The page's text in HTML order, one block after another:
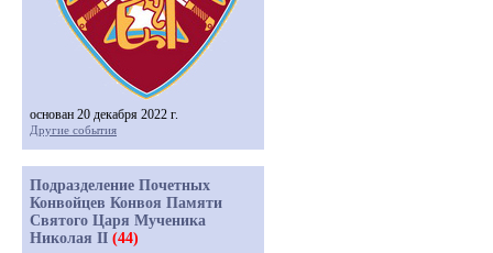
основан 20 декабря 2022 г.
Другие события
Подразделение Почетных
Конвойцев Конвоя Памяти
Святого Царя Мученика
Николая II (44)